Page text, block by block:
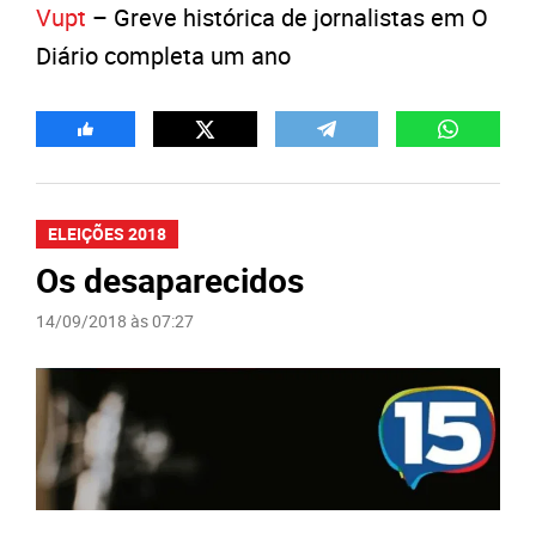
Vupt – Greve histórica de jornalistas em O
Diário completa um ano
ELEIÇÕES 2018
Os desaparecidos
14/09/2018 às 07:27